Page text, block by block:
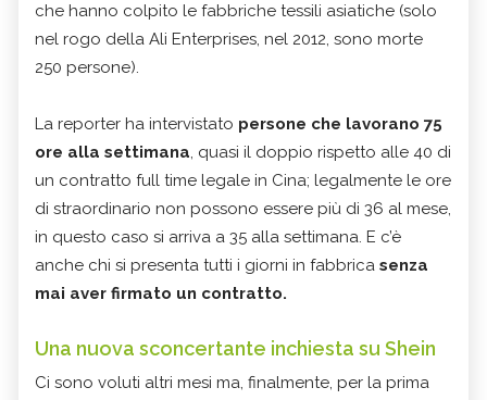
che hanno colpito le fabbriche tessili asiatiche (solo
nel rogo della Ali Enterprises, nel 2012, sono morte
250 persone).
La reporter ha intervistato persone che lavorano 75
ore alla settimana, quasi il doppio rispetto alle 40 di
un contratto full time legale in Cina; legalmente le ore
di straordinario non possono essere più di 36 al mese,
in questo caso si arriva a 35 alla settimana. E c’è
anche chi si presenta tutti i giorni in fabbrica senza
mai aver firmato un contratto.
Una nuova sconcertante inchiesta su Shein
Ci sono voluti altri mesi ma, finalmente, per la prima